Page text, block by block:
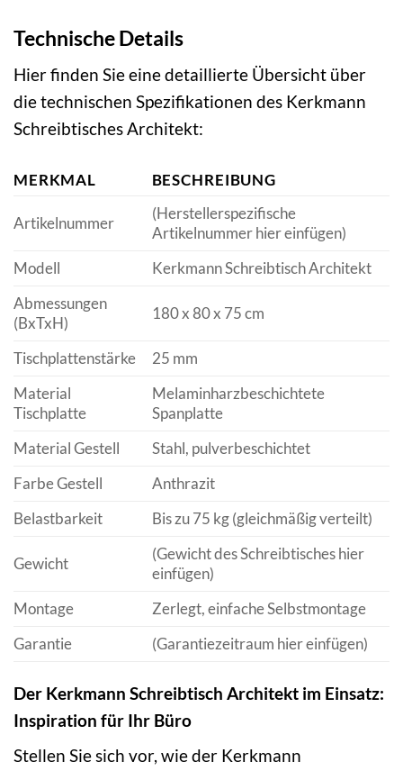
Technische Details
Hier finden Sie eine detaillierte Übersicht über
die technischen Spezifikationen des Kerkmann
Schreibtisches Architekt:
MERKMAL BESCHREIBUNG
Artikelnummer
(Herstellerspezifische
Artikelnummer hier einfügen)
Modell
Kerkmann Schreibtisch Architekt
Abmessungen
(BxTxH)
180 x 80 x 75 cm
Tischplattenstärke
25 mm
Material
Tischplatte
Melaminharzbeschichtete
Spanplatte
Material Gestell
Stahl, pulverbeschichtet
Farbe Gestell
Anthrazit
Belastbarkeit
Bis zu 75 kg (gleichmäßig verteilt)
Gewicht
(Gewicht des Schreibtisches hier
einfügen)
Montage
Zerlegt, einfache Selbstmontage
Garantie
(Garantiezeitraum hier einfügen)
Der Kerkmann Schreibtisch Architekt im Einsatz:
Inspiration für Ihr Büro
Stellen Sie sich vor, wie der Kerkmann